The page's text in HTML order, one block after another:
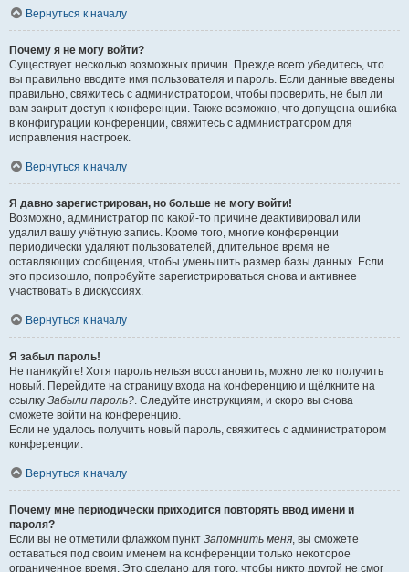
Вернуться к началу
Почему я не могу войти?
Существует несколько возможных причин. Прежде всего убедитесь, что
вы правильно вводите имя пользователя и пароль. Если данные введены
правильно, свяжитесь с администратором, чтобы проверить, не был ли
вам закрыт доступ к конференции. Также возможно, что допущена ошибка
в конфигурации конференции, свяжитесь с администратором для
исправления настроек.
Вернуться к началу
Я давно зарегистрирован, но больше не могу войти!
Возможно, администратор по какой-то причине деактивировал или
удалил вашу учётную запись. Кроме того, многие конференции
периодически удаляют пользователей, длительное время не
оставляющих сообщения, чтобы уменьшить размер базы данных. Если
это произошло, попробуйте зарегистрироваться снова и активнее
участвовать в дискуссиях.
Вернуться к началу
Я забыл пароль!
Не паникуйте! Хотя пароль нельзя восстановить, можно легко получить
новый. Перейдите на страницу входа на конференцию и щёлкните на
ссылку Забыли пароль?. Следуйте инструкциям, и скоро вы снова
сможете войти на конференцию.
Если не удалось получить новый пароль, свяжитесь с администратором
конференции.
Вернуться к началу
Почему мне периодически приходится повторять ввод имени и
пароля?
Если вы не отметили флажком пункт Запомнить меня, вы сможете
оставаться под своим именем на конференции только некоторое
ограниченное время. Это сделано для того, чтобы никто другой не смог